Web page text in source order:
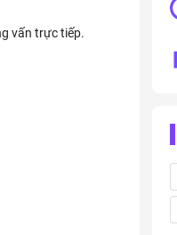
vấn trực tiếp.